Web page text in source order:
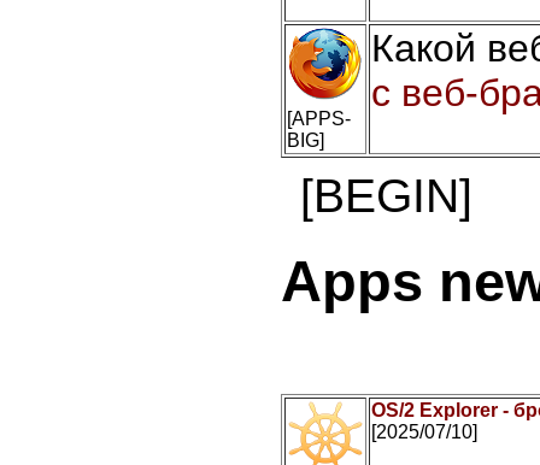
[APPS-
BIG]
Какой
с веб-
[BEGIN]
Apps
OS/2 Explorer -
[2025/07/10]